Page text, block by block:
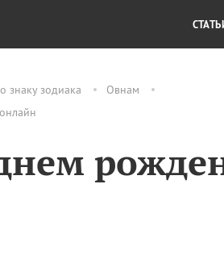
знаку зодиака
Овнам